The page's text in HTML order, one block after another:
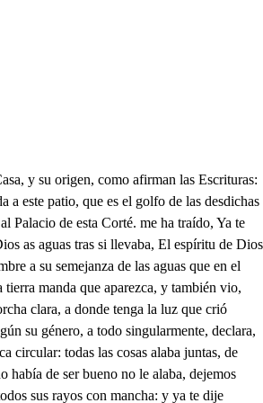
tantas escuadras de Comuneros, quedando al triunfo de vuestra espada por el Rey de tantos Reyes. esa celestial campaña Pues de vos Jacobo espero, que logre victorias tantas España, que es el solar de la Fe, que dega Tugaña. Santrago diré desde hoy, rendida quiero a tus plantas pedir que seas mi Patrón, y que contra la Africaha. media Luna, airado y bres luces que el Sol te reparta: y luego con la Heregia, que contra la lisesía arma, ejerctos de enengos, salpas también a campaña, porque en tu nombre, y contigo, repita yo, si me amparas, una vez, y muchas veces, Santiago cierra España. Prestanse, Miguel tu bra el Él te balva, añudate España aquí. Si estos dos brazos me amparan, feliz yo. Nunca los dejes. Antes de los dos se arma todo este místico cuerpo. Tu braco soy. Tú le mandas. Tu brazo soy oí. Tú le animas. Pues repite cuando salgas a campaña. Di primero que esfuerces la primer marcha. Cómo Miguel te deñienda. Cómo lacobore valga. Cierra España Santiago, San Miguel, y cierra España. Raras cosas vamos viendo. Pero todas cuantas pasan no hemos de volvera verlas cuando volvamos mañana. Y quién armó Caballero a Jacob? Cosa clara es que le armaría el Rey, Es de su Abito? Ignoranca, de su Cruz es. De su Cruz; quiso el Padre que Pajara. ayretenderla, y aunque pasó forturas extrañas, salió con la Cruz, mas todos en viéndole, le llamaban. el pretendiente al reves, que la pasó a las espaldas. Ta, pretendiente, ya tienes, para poner tu demanda Letrados, Procuradores, La diferencia me llama, que es lando Procurador. Mejor será que te valgas de Custodio, pues mejor sabrá defender tu causa. Si estará Custodio aquí para darle mis poderes? Aquí está Custodio, quiera que falte un punto de ti? Sé tú mi Procurador: digo que yo he pretendido. Ya sé el pleito a que ha venido, pero no será mejor, si a la justicia te mides, concertare? No será. Y si tu hermano teda, lo mismo que tú le pides: a mí el buen celo me mueve, si le hablas ha de pagar. Yo para que he de rogar, que me dé lo que me debe: como siendo amigo fiel estorb